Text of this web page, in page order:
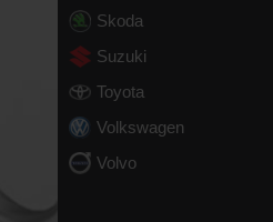
Skoda
Suzuki
Toyota
Volkswagen
Volvo